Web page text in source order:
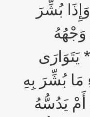
بُشِّرَ
وَجْهُهُ
بُشِّرَ بِهِ
يَدُسُّهُ